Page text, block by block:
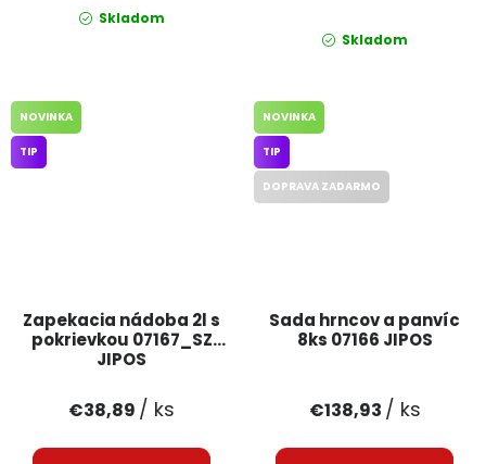
Skladom
Skladom
Zapekacia nádoba 2l s
pokrievkou 07167_SZ
JIPOS
NOVINKA
TIP
€38,89 / ks
Sada hrncov a panvíc
8ks 07166 JIPOS
NOVINKA
TIP
DOPRAVA ZADARMO
€138,93 / ks